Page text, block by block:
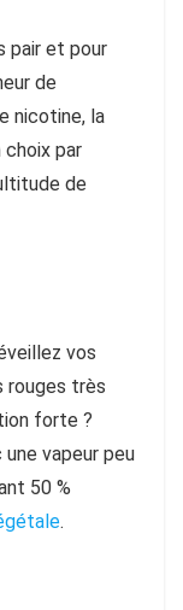
pair et pour
de
nicotine, la
choix par
de
vos
rouges très
forte ?
vapeur peu
50 %
.